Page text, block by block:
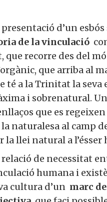
presentació d’un esbós
de la vinculació
tot, que recorre des del
a l’orgànic, que
home i que té a la
expressió màxima i
Una
que es regeixen
de la naturalesa al
i per la llei natural
relació de necessitat